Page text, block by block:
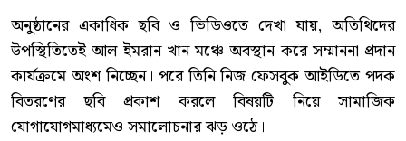
অনুষ্ঠানের একাধিক ছবি ও ভিডিওতে দেখা যায়, অতিথিদের
উপস্থিতিতেই আল ইমরান খান মঞ্চে অবস্থান করে সম্মাননা প্রদান
কার্যক্রমে অংশ নিচ্ছেন। পরে তিনি নিজ ফেসবুক আইডিতে পদক
বিতরণের ছবি প্রকাশ করলে বিষয়টি নিয়ে সামাজিক
যোগাযোগমাধ্যমেও সমালোচনার ঝড় ওঠে।